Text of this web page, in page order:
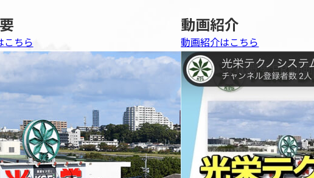
こちら
動画紹介
動画紹介はこちら